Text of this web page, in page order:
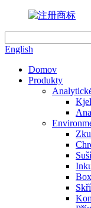
English
Domov
Produkty